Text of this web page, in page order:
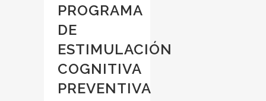
PROGRAMA
DE
ESTIMULACIÓN
COGNITIVA
PREVENTIVA